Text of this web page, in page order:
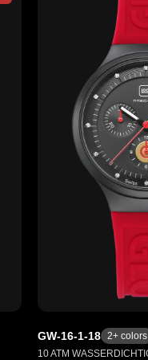
GW-16-1-18 2+ colors
10 ATM